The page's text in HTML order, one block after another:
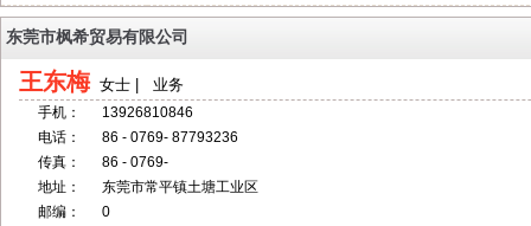
东莞市枫希贸易有限公司
王东梅女士 | 业务
手机：
13926810846
电话：
86 - 0769- 87793236
传真：
86 - 0769-
地址：
东莞市常平镇土塘工业区
邮编：
0